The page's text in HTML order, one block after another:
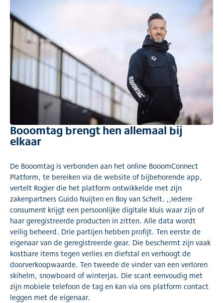
Booomtag brengt hen allemaal bij
elkaar
De Booomtag is verbonden aan het online BooomConnect
Platform, te bereiken via de website of bijbehorende app,
vertelt Rogier die het platform ontwikkelde met zijn
zakenpartners Guido Nuijten en Boy van Schelt. ,,Iedere
consument krijgt een persoonlijke digitale kluis waar zijn of
haar geregistreerde producten in zitten. Alle data wordt
veilig beheerd. Drie partijen hebben profijt. Ten eerste de
eigenaar van de geregistreerde gear. Die beschermt zijn vaak
kostbare items tegen verlies en diefstal en verhoogt de
doorverkoopwaarde. Ten tweede de vinder van een verloren
skihelm, snowboard of winterjas. Die scant eenvoudig met
zijn mobiele telefoon de tag en kan via ons platform contact
leggen met de eigenaar.